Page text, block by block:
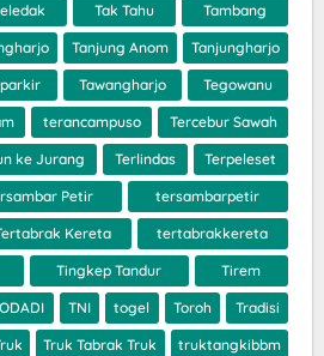
Tak Tahu Tambang
Tanjung Anom Tanjungharjo
Tawangharjo Tegowanu
terancampuso Tercebur Sawah
ke Jurang Terlindas Terpeleset
Petir tersambarpetir
Kereta tertabrakkereta
Tingkep Tandur Tirem
TNI togel Toroh Tradisi
Truk Tabrak Truk truktangkibbm